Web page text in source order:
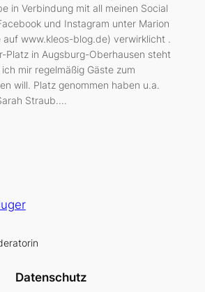
in Verbindung mit all meinen Social
und Instagram unter Marion
auf www.kleos-blog.de) verwirklicht .
Platz in Augsburg-Oberhausen steht
mir regelmäßig Gäste zum
will. Platz genommen haben u.a.
Straub.…
Datenschutz